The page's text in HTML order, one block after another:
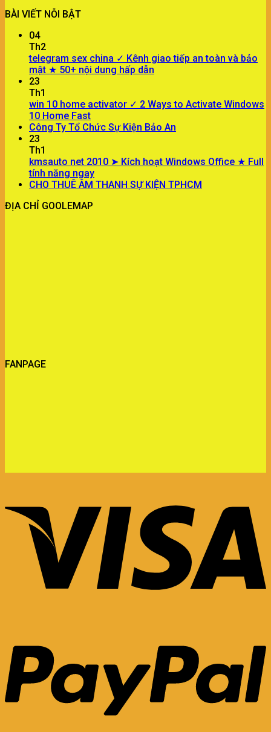
BÀI VIẾT NỖI BẬT
04
Th2
telegram sex china ✓ Kênh giao tiếp an toàn và bảo
mật ★ 50+ nội dung hấp dẫn
23
Th1
win 10 home activator ✓ 2 Ways to Activate Windows
10 Home Fast
Công Ty Tổ Chức Sự Kiện Bảo An
23
Th1
kmsauto net 2010 ➤ Kích hoạt Windows Office ★ Full
tính năng ngay
CHO THUÊ ÂM THANH SỰ KIỆN TPHCM
ĐỊA CHỈ GOOLEMAP
FANPAGE